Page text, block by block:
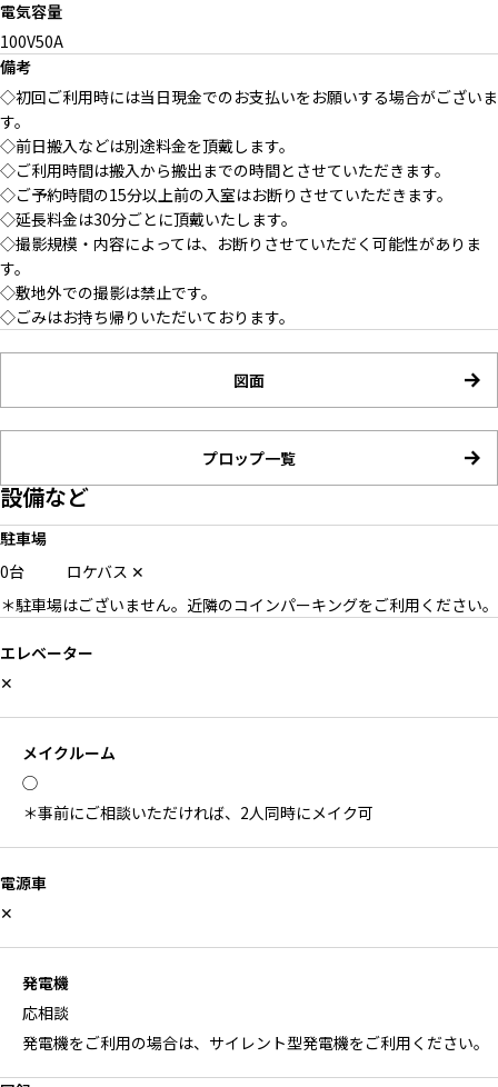
電気容量
100V50A
備考
◇初回ご利用時には当日現金でのお支払いをお願いする場合がございま
す。
◇前日搬入などは別途料金を頂戴します。
◇ご利用時間は搬入から搬出までの時間とさせていただきます。
◇ご予約時間の15分以上前の入室はお断りさせていただきます。
◇延長料金は30分ごとに頂戴いたします。
◇撮影規模・内容によっては、お断りさせていただく可能性がありま
す。
◇敷地外での撮影は禁止です。
◇ごみはお持ち帰りいただいております。
図面
プロップ一覧
設備など
駐車場
0台
ロケバス ✕
＊駐車場はございません。近隣のコインパーキングをご利用ください。
エレベーター
✕
メイクルーム
◯
＊事前にご相談いただければ、2人同時にメイク可
電源車
✕
発電機
応相談
発電機をご利用の場合は、サイレント型発電機をご利用ください。